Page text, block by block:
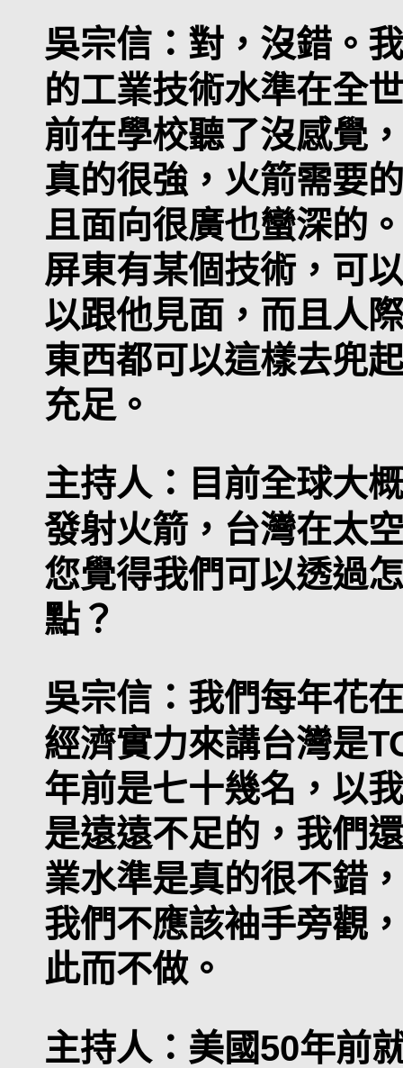
吳宗信： 對，沒錯。
的工業技術水準在全
前在學校聽了沒感覺
真的很強，火箭需要
且面向很廣也蠻深的
屏東有某個技術，可
以跟他見面，而且人
東西都可以這樣去兜
充足。
主持人： 目前全球大
發射火箭，台灣在太
您覺得我們可以透過
點？
吳宗信： 我們每年花
經濟實力來講台灣是
年前是七十幾名，以
是遠遠不足的，我們
業水準是真的很不錯
我們不應該袖手旁觀
此而不做。
主持人： 美國50年前